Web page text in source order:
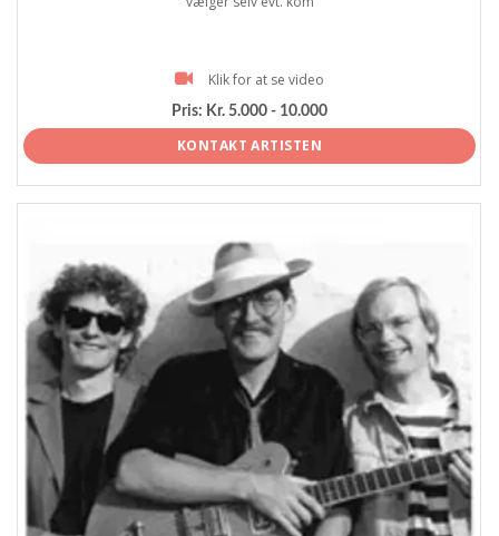
Klik for at se video
Pris: Kr. 5.000 - 10.000
KONTAKT ARTISTEN